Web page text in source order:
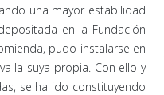
una mayor estabilidad
en la Fundación
pudo instalarse en
la suya propia. Con ello y
se ha ido constituyendo